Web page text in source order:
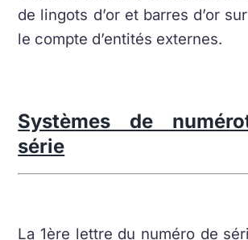
de lingots d’or et barres d’or
le compte d’entités externes.
Systèmes de
série
La 1ère lettre du numéro de